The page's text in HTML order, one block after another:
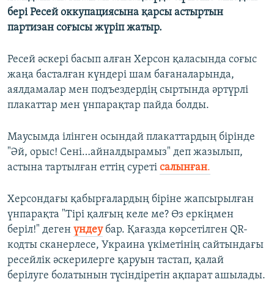
бері Ресей оккупациясына қарсы астыртын
партизан соғысы жүріп жатыр.
Ресей әскері басып алған Херсон қаласында соғыс
жаңа басталған күндері шам бағаналарында,
аялдамалар мен подъездердің сыртында әртүрлі
плакаттар мен үнпарақтар пайда болды.
Маусымда ілінген осындай плакаттардың бірінде
"Әй, орыс! Сені…айналдырамыз" деп жазылып,
астына тартылған еттің суреті салынған.
Херсондағы қабырғалардың біріне жапсырылған
үнпарақта "Тірі қалғың келе ме? Өз еркіңмен
беріл!" деген үндеу бар. Қағазда көрсетілген QR-
кодты сканерлесе, Украина үкіметінің сайтындағы
ресейлік әскерилерге қаруын тастап, қалай
берілуге болатынын түсіндіретін ақпарат ашылады.